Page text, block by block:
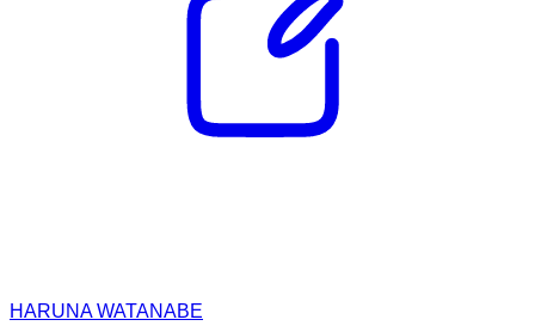
HARUNA WATANABE